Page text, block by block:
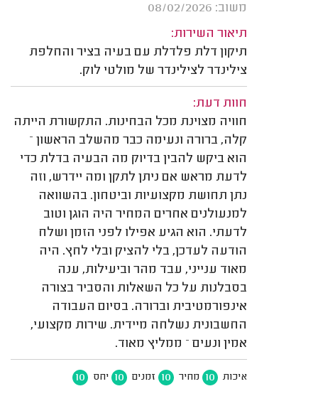
משוב: 08/02/2026
תיאור השירות:
תיקון דלת פלדלת עם בעיה בציר והחלפת
צילינדר לצילינדר של מולטי לוק.
חוות דעת:
חוויה מצוינת מכל הבחינות. התקשורת הייתה
קלה, ברורה ונעימה כבר מהשלב הראשון –
הוא ביקש להבין בדיוק מה הבעיה בדלת כדי
לדעת מראש אם ניתן לתקן ומה יידרש, וזה
נתן תחושת מקצועיות וביטחון. בהשוואה
למנעולנים אחרים המחיר היה הוגן וטוב
לדעתי. הוא הגיע אפילו לפני הזמן ושלח
הודעה לעדכן, בלי להציק ובלי לחץ. היה
מאוד ענייני, עבד מהר וביעילות, ענה
בסבלנות על כל השאלות והסביר בצורה
אינפורמטיבית וברורה. בסיום העבודה
החשבונית נשלחה מיידית. שירות מקצועי,
אמין ונעים – ממליץ מאוד.
איכות 10 מחיר 10 זמנים 10 יחס 10